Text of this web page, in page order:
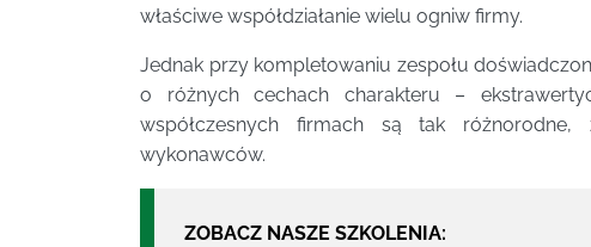
właściwe współdziałanie wielu ogniw firmy.
Jednak przy kompletowaniu zespołu
o różnych cechach charakteru –
współczesnych firmach są tak
wykonawców.
ZOBACZ NASZE SZKOLENIA: